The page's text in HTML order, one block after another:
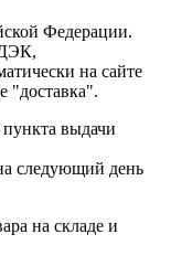
Федерации.
на сайте
"доставка".
выдачи
следующий день
на складе и